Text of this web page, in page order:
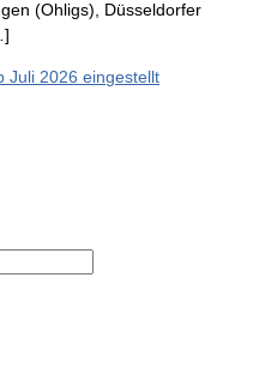
(Ohligs), Düs­sel­dor­fer
Juli 2026 eingestellt